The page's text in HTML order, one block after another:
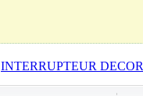
INTERRUPTEUR